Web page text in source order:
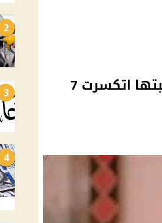
اخر تطورات حالة شيرين الصحية بعد ما ركبتها اتكسرت 7
2
3
4